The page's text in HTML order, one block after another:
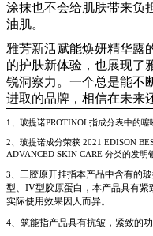
涂抹也不会给肌肤带来负
油肌。
雅芳新活赋能焕妍精华露
的护肤新体验，也展现了
锐洞察力。一个总是能不
进取的品牌，相信在未来
1、 玻提诺PROTINOL指成分表中的噻
2、玻提诺成分荣获 2021 EDISON
ADVANCED SKIN CARE 分类的发明
3、 三胶原开挂指本产品中含有的
型、IV型胶原蛋白，本产品具有
实际使用效果因人而异。
4、筑能指产品具有抗皱，紧致的